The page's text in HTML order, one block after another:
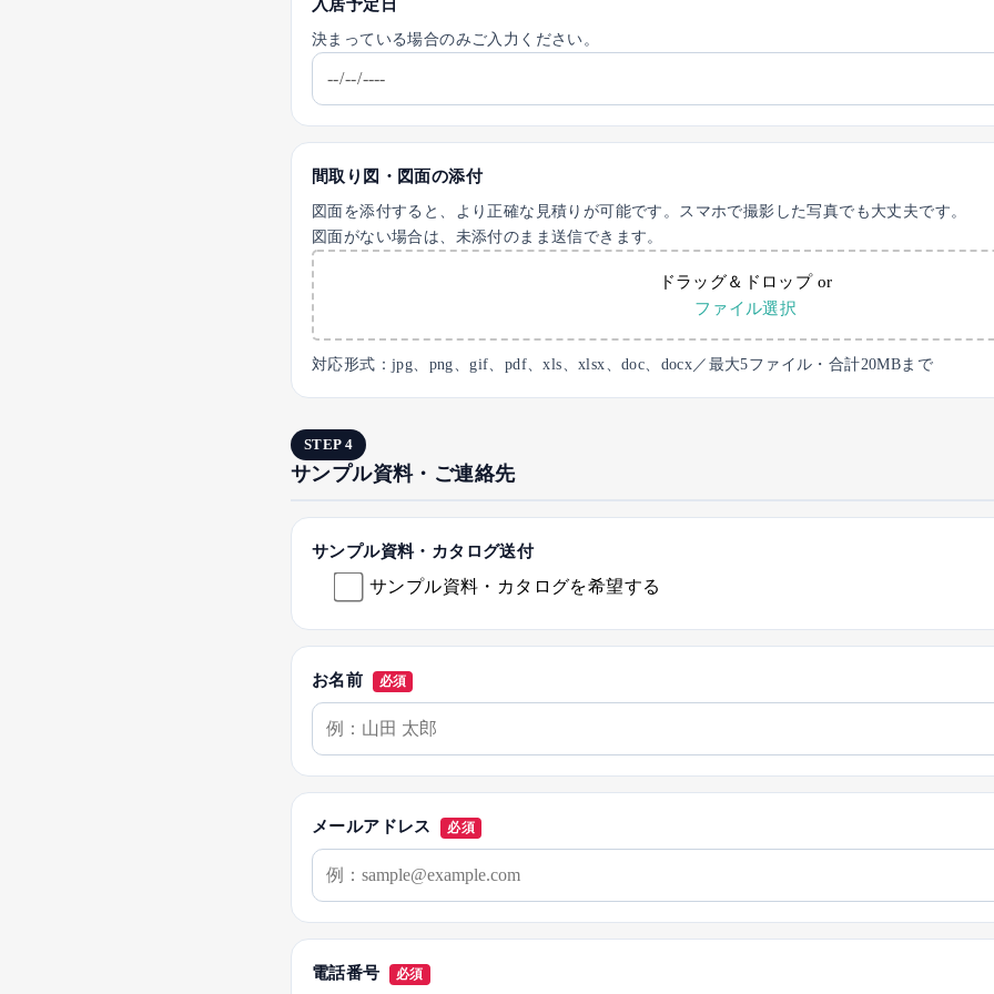
入居予定日
決まっている場合のみご入力ください。
間取り図・図面の添付
図面を添付すると、より正確な見積りが可能です。スマホで撮影した写真でも大丈夫です。
図面がない場合は、未添付のまま送信できます。
ドラッグ＆ドロップ or
ファイル選択
対応形式：jpg、png、gif、pdf、xls、xlsx、doc、docx／最大5ファイル・合計20MBまで
STEP 4
サンプル資料・ご連絡先
サンプル資料・カタログ送付
サンプル資料・カタログを希望する
お名前 必須
メールアドレス 必須
電話番号 必須